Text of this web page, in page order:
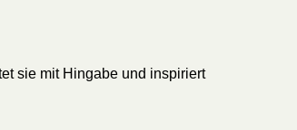
sie mit Hingabe und inspiriert